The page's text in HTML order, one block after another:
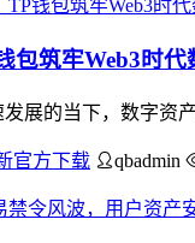
包筑牢Web3时
发展的当下，数字资
官方下载 qbadmin